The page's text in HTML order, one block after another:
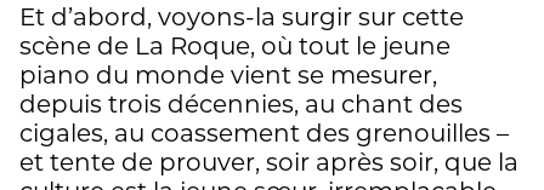
Et d’abord, voyons-la surgir sur cette
scène de La Roque, où tout le jeune
piano du monde vient se mesurer,
depuis trois décennies, au chant des
cigales, au coassement des grenouilles –
et tente de prouver, soir après soir, que la